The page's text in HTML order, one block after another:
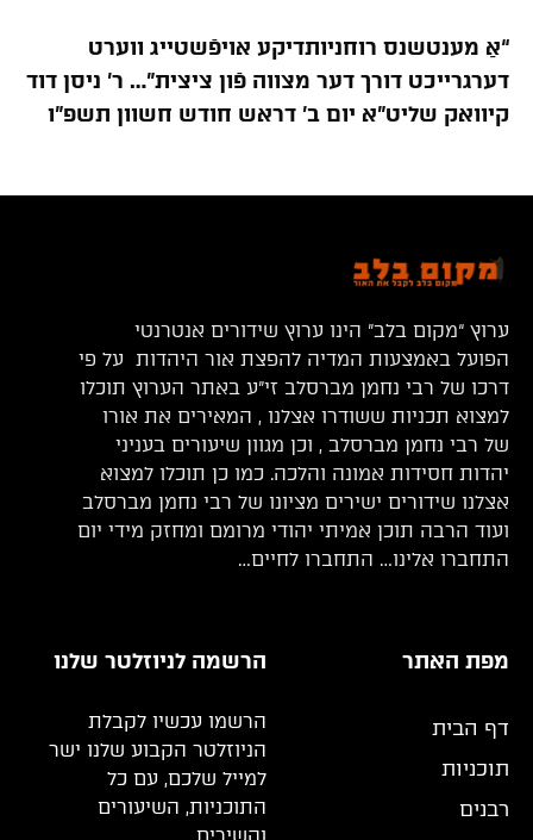
“אַ מענטשנס רוחניותדיקע אויפֿשטייג ווערט
דערגרייכט דורך דער מצווה פֿון ציצית”… ר’ ניסן דוד
קיוואק שליט”א יום ב’ דראש חודש חשוון תשפ”ו
ערוץ “מקום בלב” הינו ערוץ שידורים אנטרנטי
הפועל באמצעות המדיה להפצת אור היהדות על פי
דרכו של רבי נחמן מברסלב זי”ע באתר הערוץ תוכלו
למצוא תכניות ששודרו אצלנו , המאירים את אורו
של רבי נחמן מברסלב , וכן מגוון שיעורים בעניני
יהדות חסידות אמונה והלכה. כמו כן תוכלו למצוא
אצלנו שידורים ישירים מציונו של רבי נחמן מברסלב
ועוד הרבה תוכן אמיתי יהודי מרומם ומחזק מידי יום
התחברו אלינו… התחברו לחיים…
מפת האתר
דף הבית
תוכניות
רבנים
הרשמה לניוזלטר שלנו
הרשמו עכשיו לקבלת
הניוזלטר הקבוע שלנו ישר
למייל שלכם, עם כל
התוכניות, השיעורים